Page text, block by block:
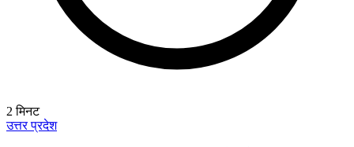
2मिनट
उत्तर प्रदेश